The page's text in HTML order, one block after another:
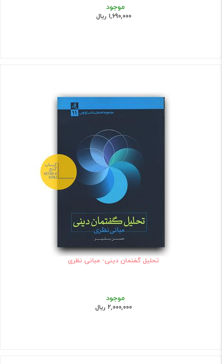
موجود
1,690,000 ریال
تحلیل گفتمان دینی- مبانی نظری
موجود
2,000,000 ریال